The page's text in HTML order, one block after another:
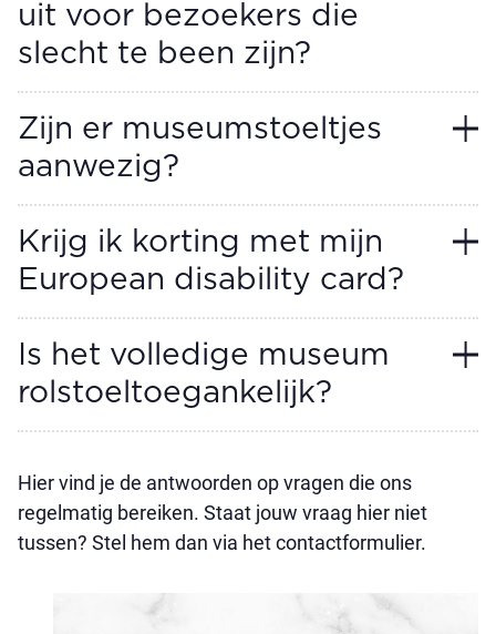
uit voor bezoekers die
slecht te been zijn?
Zijn er museumstoeltjes
aanwezig?
Krijg ik korting met mijn
European disability card?
Is het volledige museum
rolstoeltoegankelijk?
Hier vind je de antwoorden op vragen die ons
regelmatig bereiken. Staat jouw vraag hier niet
tussen? Stel hem dan via het contactformulier.